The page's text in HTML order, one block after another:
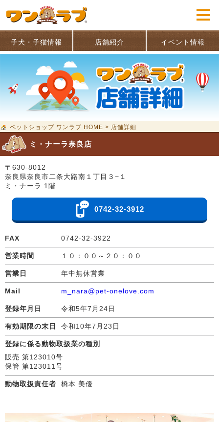
子犬・子猫情報 店舗紹介 イベント情報
ペットショップ ワンラブ HOME > 店舗詳細
ミ・ナーラ奈良店
〒630-8012
奈良県奈良市二条大路南１丁目３−１
ミ・ナーラ 1階
0742-32-3912
FAX 0742-32-3922
営業時間 １０：００～２０：００
営業日 年中無休営業
Mail m_nara@pet-onelove.com
登録年月日 令和5年7月24日
有効期限の末日 令和10年7月23日
登録に係る動物取扱業の種別
販売 第123010号
保管 第123011号
動物取扱責任者 橋本 美優